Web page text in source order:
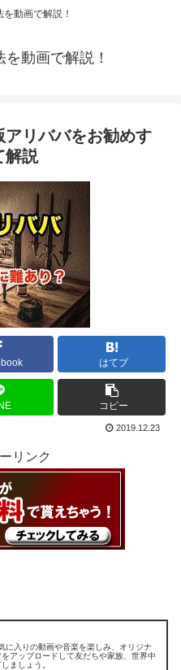
動画で解説！
動画で解説！
リババをお勧めす
解説
はてブ
コピー
2019.12.23
リンク
に入りの動画や音楽を楽しみ、オリジナ
アップロードして友だちや家族、世界中
ましょう。